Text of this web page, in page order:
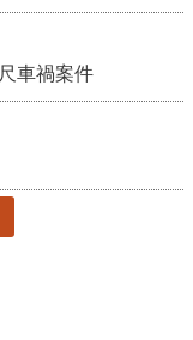
車禍案件